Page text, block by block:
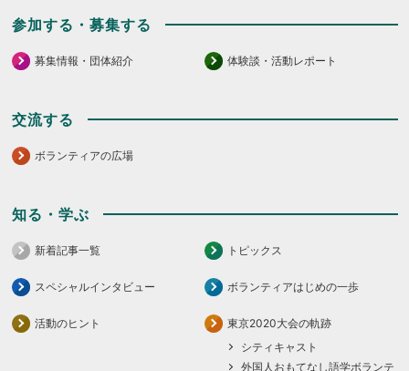
参加する・募集する
募集情報・団体紹介 体験談・活動レポート
交流する
ボランティアの広場
知る・学ぶ
新着記事一覧 トピックス
スペシャルインタビュー ボランティアはじめの一歩
活動のヒント
東京2020大会の軌跡
シティキャスト
外国人おもてなし語学ボランテ